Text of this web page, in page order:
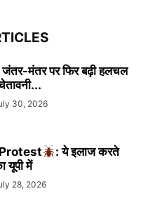
मंतर पर फिर बढ़ी हलचल
30, 2026
: ये इलाज करते
यूपी में
28, 2026